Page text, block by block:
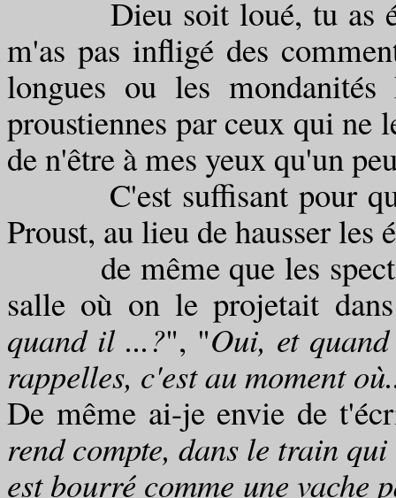
Dieu soit loué, tu as été
m'as pas infligé des
longues ou les mondanités
proustiennes par ceux qui ne
de n'être à mes yeux qu'un
C'est suffisant pour que
Proust, au lieu de hausser
de même que les
salle où on le projetait
quand il ...?", "Oui, et
rappelles, c'est au moment
De même ai-je envie de
rend compte, dans le train
est bourré comme une vache